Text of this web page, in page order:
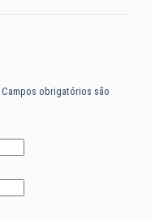
Campos obrigatórios são